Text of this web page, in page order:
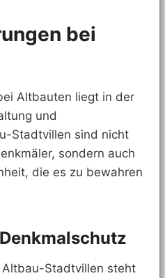
bei
Altbauten liegt in der
und
Stadtvillen sind nicht
sondern auch
die es zu bewahren
Altbau-Stadtvillen steht